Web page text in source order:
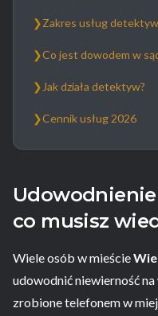
❯Zakres usług
❯Co jest dowodem w
❯ Jak działa detektyw?
❯Cennik usług 2026
co musisz
Wiele osób w mieście
udowodnić niewierność
zrobione telefonem w